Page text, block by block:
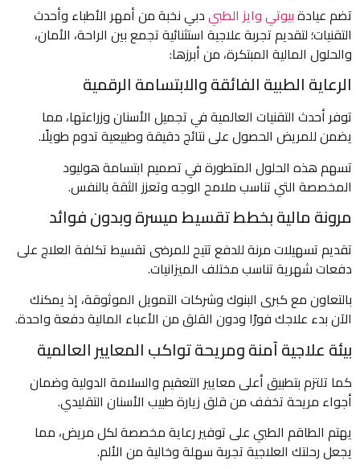
تضم عيادةبيوتي وايز الطبيدبي نخبة من أمهر الأطباء وأحدث
التقنيات؛ لتقديم تجربة علاجية استثنائية تجمع بين الراحة، الأمان،
والحلول المالية المبتكرة، من أبرزها:
الرعاية الطبية الفائقة والابتسامة الرقمية
توفر أحدث التقنيات العالمية في تجميل الأسنان وزراعتها، مما
يضمن للمريض الحصول على نتائج دقيقة وطبيعية تدوم طويلًا.
تسهم هذه الحلول المتطورة في تصميم ابتسامة هوليود
المخصصة التي تناسب ملامح الوجه وتعزز الثقة بالنفس.
مرونة مالية بخطط تقسيط ميسرة وبدون فوائد
تقديم تسهيلات مرنة للدفع تتيح للمرضى تقسيط تكلفة العلاج على
دفعات شهرية تناسب مختلف الميزانيات.
بالتعاون مع كبرى البنوك وشركات التمويل الموثوقة، إذ يمكنك
الآن بدء علاجك فورًا ودون القلق من الأعباء المالية دفعة واحدة.
بيئة علاجية آمنة ومريحة تواكب المعايير العالمية
كما تلتزم بتطبيق أعلى معايير التعقيم والسلامة الدولية وضمان
أجواء مريحة تخفف من قلق زيارة طبيب الأسنان التقليدي.
يهتم الطاقم الطبي على توفير رعاية مخصصة لكل مريض، مما
يجعل رحلتك العلاجية تجربة سهلة وخالية من الألم.